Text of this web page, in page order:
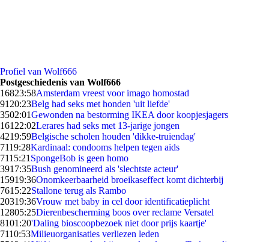
Profiel van Wolf666
Postgeschiedenis van Wolf666
16823:58Amsterdam vreest voor imago homostad
91 20:23Belg had seks met honden 'uit liefde'
3502:01Gewonden na bestorming IKEA door koopjesjagers
161 22:02Lerares had seks met 13-jarige jongen
4219:59Belgische scholen houden 'dikke-truiendag'
7119:28Kardinaal: condooms helpen tegen aids
7115:21 SpongeBob is geen homo
3917:35Bush genomineerd als 'slechtste acteur'
15919:36Onomkeerbaarheid broeikaseffect komt dichterbij
7615:22Stallone terug als Rambo
20319:36Vrouw met baby in cel door identificatieplicht
12805:25Dierenbescherming boos over reclame Versatel
8101:20'Daling bioscoopbezoek niet door prijs kaartje'
7110:53Milieuorganisaties verliezen leden